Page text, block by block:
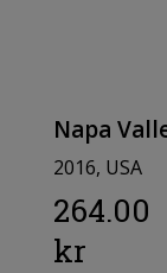
Napa
2016, USA
264.00
kr